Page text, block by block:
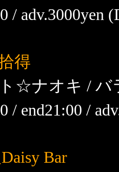
/ adv.3000yen
得
☆ナオキ / バ
/ end21:00 /
Bar